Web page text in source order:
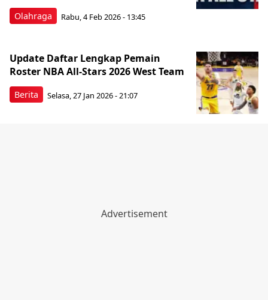
Olahraga Rabu, 4 Feb 2026 - 13:45
Berita
Update Daftar Lengkap Pemain
Roster NBA All-Stars 2026 West Team
Selasa, 27 Jan 2026 - 21:07